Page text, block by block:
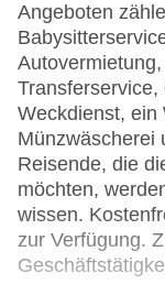
Angeboten
Weckdienst, ein
Münzwäscherei
Reisende, die
möchten,
wissen.
zur Verfügung.